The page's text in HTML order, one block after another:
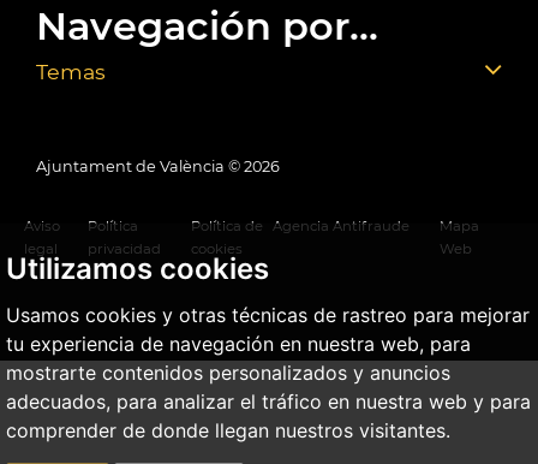
Utilizamos cookies
Usamos cookies y otras técnicas de rastreo para mejorar
tu experiencia de navegación en nuestra web, para
mostrarte contenidos personalizados y anuncios
adecuados, para analizar el tráfico en nuestra web y para
comprender de donde llegan nuestros visitantes.
Navegación por...
Temas
Ajuntament de València © 2026
Aviso
legal
Política
privacidad
Política de
cookies
Agencia Antifraude
Mapa
Web